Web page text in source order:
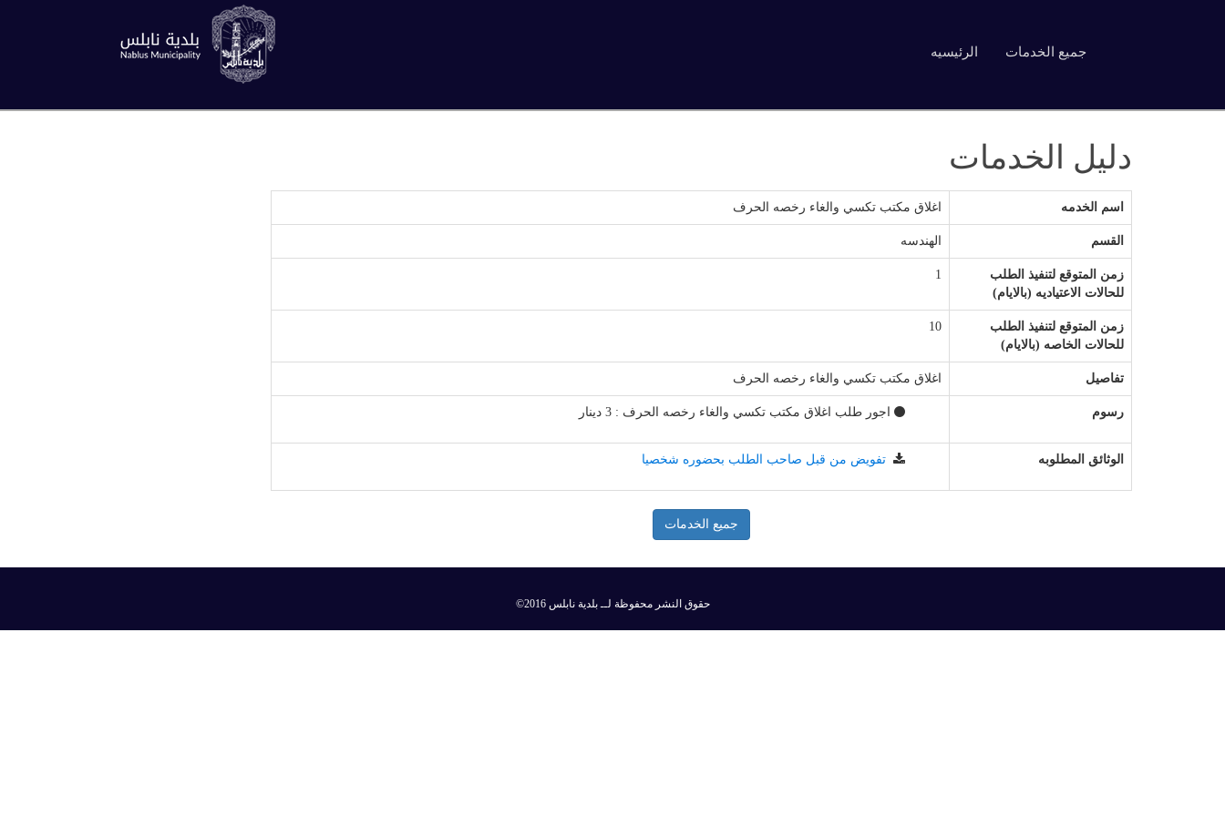
الرئيسيه جميع الخدمات
دليل الخدمات
اسم الخدمه اغلاق مكتب تكسي والغاء رخصه الحرف
القسم الهندسه
زمن المتوقع لتنفيذ الطلب
للحالات الاعتياديه (بالايام)
1
زمن المتوقع لتنفيذ الطلب
للحالات الخاصه (بالايام)
10
تفاصيل اغلاق مكتب تكسي والغاء رخصه الحرف
رسوم اجور طلب اغلاق مكتب تكسي والغاء رخصه الحرف : 3 دينار
الوثائق المطلوبه تفويض من قبل صاحب الطلب بحضوره شخصيا
جميع الخدمات
©2016 حقوق النشر محفوظة لــ بلدية نابلس